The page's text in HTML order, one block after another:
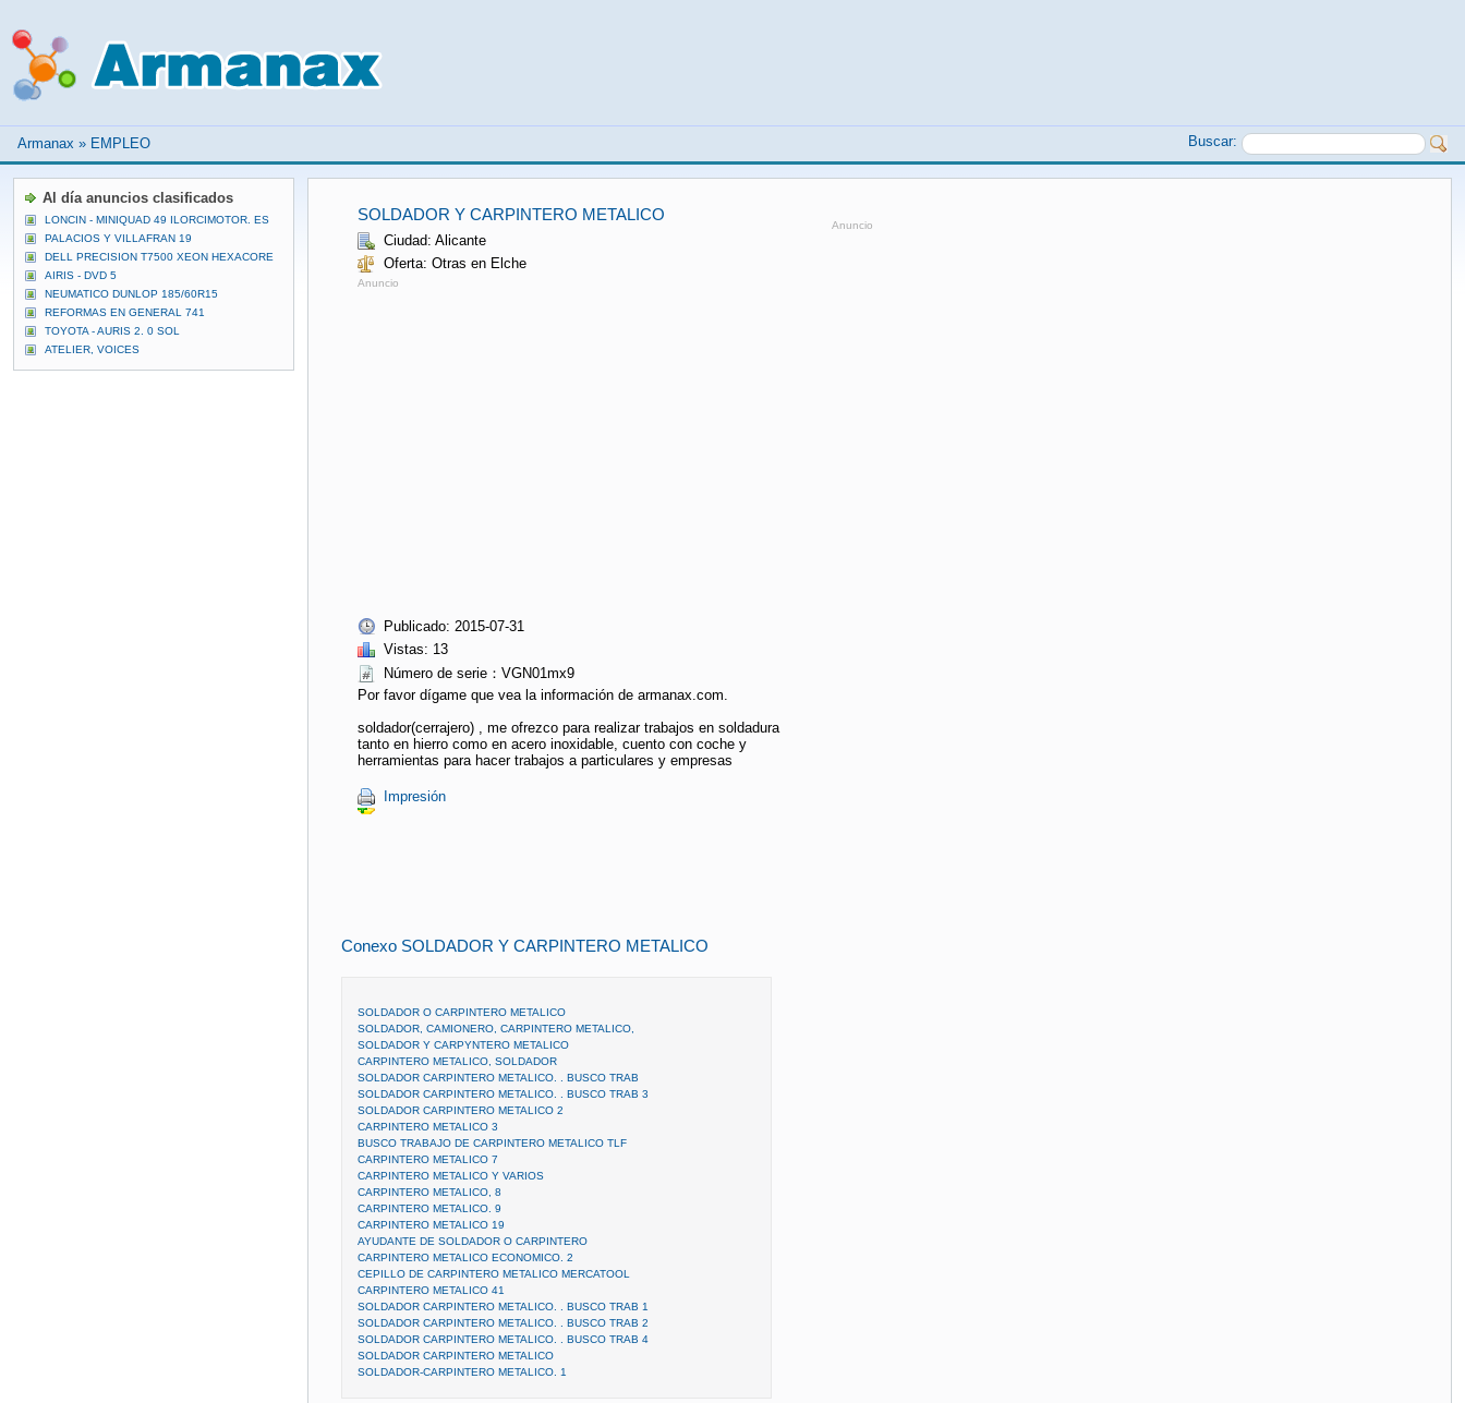
Armanax » EMPLEO Buscar:
SOLDADOR Y CARPINTERO METALICO
Ciudad: Alicante
Oferta: Otras en Elche
Anuncio
Publicado: 2015-07-31
Vistas: 13
Número de serie：VGN01mx9
Por favor dígame que vea la información de armanax.com.
soldador(cerrajero) , me ofrezco para realizar trabajos en soldadura
tanto en hierro como en acero inoxidable, cuento con coche y
herramientas para hacer trabajos a particulares y empresas
Impresión
Anuncio
Conexo SOLDADOR Y CARPINTERO METALICO
SOLDADOR O CARPINTERO METALICO
SOLDADOR, CAMIONERO, CARPINTERO METALICO,
SOLDADOR Y CARPYNTERO METALICO
CARPINTERO METALICO, SOLDADOR
SOLDADOR CARPINTERO METALICO. . BUSCO TRAB
SOLDADOR CARPINTERO METALICO. . BUSCO TRAB 3
SOLDADOR CARPINTERO METALICO 2
CARPINTERO METALICO 3
BUSCO TRABAJO DE CARPINTERO METALICO TLF
CARPINTERO METALICO 7
CARPINTERO METALICO Y VARIOS
CARPINTERO METALICO, 8
CARPINTERO METALICO. 9
CARPINTERO METALICO 19
AYUDANTE DE SOLDADOR O CARPINTERO
CARPINTERO METALICO ECONOMICO. 2
CEPILLO DE CARPINTERO METALICO MERCATOOL
CARPINTERO METALICO 41
SOLDADOR CARPINTERO METALICO. . BUSCO TRAB 1
SOLDADOR CARPINTERO METALICO. . BUSCO TRAB 2
SOLDADOR CARPINTERO METALICO. . BUSCO TRAB 4
SOLDADOR CARPINTERO METALICO
SOLDADOR-CARPINTERO METALICO. 1
Al día anuncios clasificados
LONCIN - MINIQUAD 49 ILORCIMOTOR. ES
PALACIOS Y VILLAFRAN 19
DELL PRECISION T7500 XEON HEXACORE
AIRIS - DVD 5
NEUMATICO DUNLOP 185/60R15
REFORMAS EN GENERAL 741
TOYOTA - AURIS 2. 0 SOL
ATELIER, VOICES